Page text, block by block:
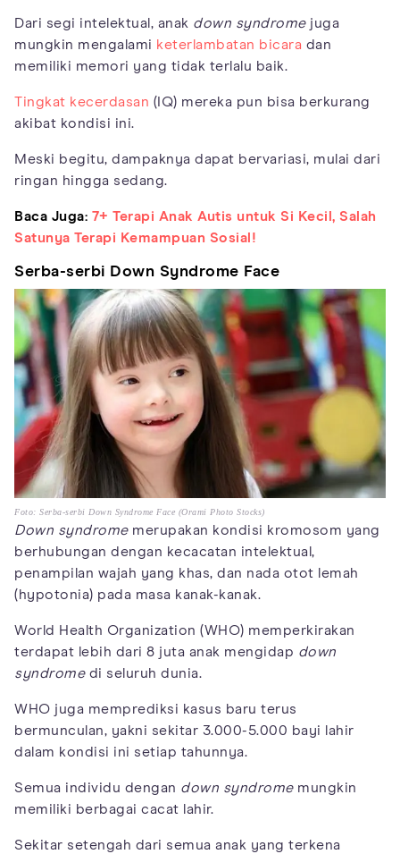
Dari segi intelektual, anak down syndromejuga
mungkin mengalami keterlambatan bicara dan
memiliki memori yang tidak terlalu baik.
Tingkat kecerdasan (IQ) mereka pun bisa berkurang
akibat kondisi ini.
Meski begitu, dampaknya dapat bervariasi, mulai dari
ringan hingga sedang.
Baca Juga: 7+ Terapi Anak Autis untuk Si Kecil, Salah
Satunya Terapi Kemampuan Sosial!
Serba-serbi Down Syndrome Face
Foto: Serba-serbi Down Syndrome Face (Orami Photo Stocks)
Down syndromemerupakan kondisi kromosom yang
berhubungan dengan kecacatan intelektual,
penampilan wajah yang khas, dan nada otot lemah
(hypotonia) pada masa kanak-kanak.
World Health Organization (WHO) memperkirakan
terdapat lebih dari 8 juta anak mengidap down
syndromedi seluruh dunia.
WHO juga memprediksi kasus baru terus
bermunculan, yakni sekitar 3.000-5.000 bayi lahir
dalam kondisi ini setiap tahunnya.
Semua individu dengan down syndromemungkin
memiliki berbagai cacat lahir.
Sekitar setengah dari semua anak yang terkena